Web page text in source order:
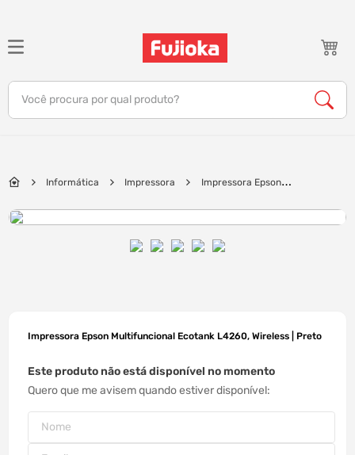
Você procura por qual produto?
Informática Impressora
Impressora Epson
Impressora Epson Multifuncional Ecotank L4260, Wireless | Preto
Este produto não está disponível no momento
Quero que me avisem quando estiver disponível
TERMOS MAIS BUSCADOS
1º
notebook
º
jbl
7º
ar condicionado
10
caixa som